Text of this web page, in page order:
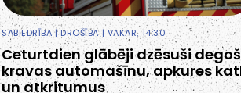
SABIEDRĪBA|DROŠĪBA | VAKAR, 14:30
Ceturtdien glābēji dzēsuši
kravas automašīnu, apkures
un atkritumus